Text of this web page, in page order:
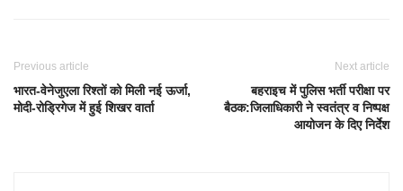
Previous article
भारत-वेनेजुएला रिश्तों को मिली नई ऊर्जा,
मोदी-रोड्रिगेज में हुई शिखर वार्ता
Next article
बहराइच में पुलिस भर्ती परीक्षा पर
बैठक:जिलाधिकारी ने स्वतंत्र व निष्पक्ष
आयोजन के दिए निर्देश